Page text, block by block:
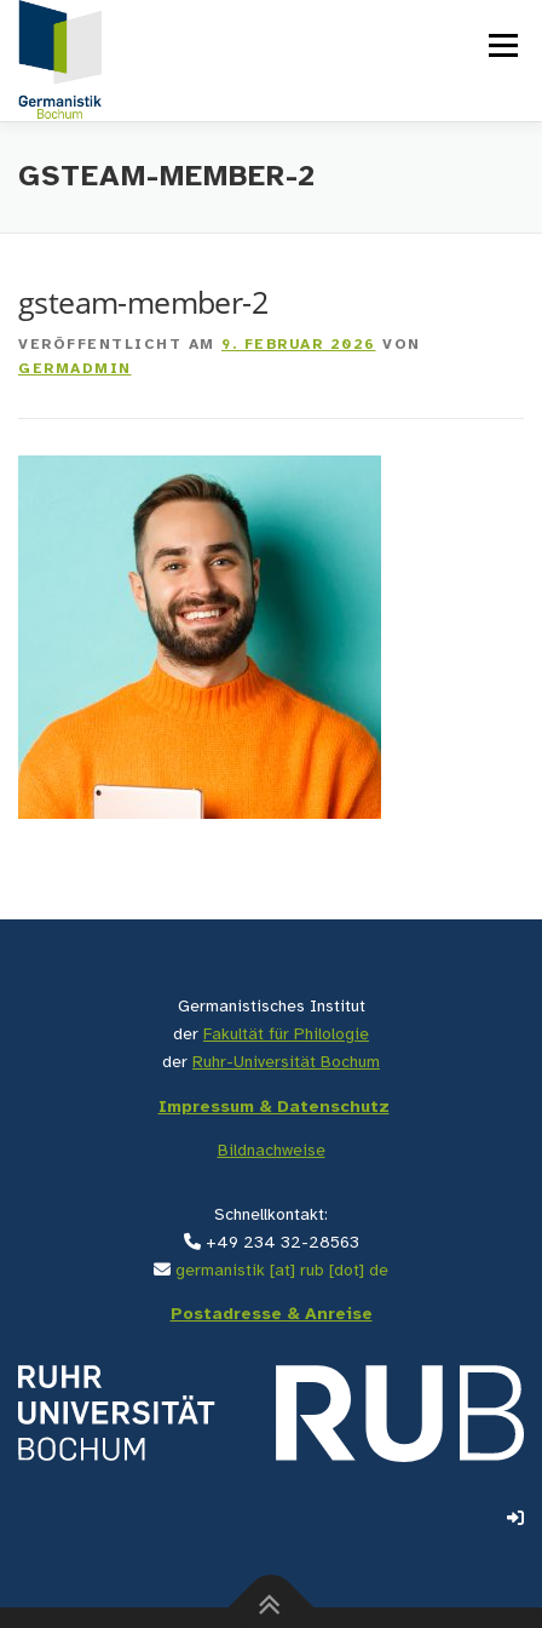
Menü
STARTSEITE
GSTEAM-MEMBER-2
gsteam-member-2
VERÖFFENTLICHT AM 9. FEBRUAR 2026
VON
GERMADMIN
Germanistisches Institut
der Fakultät für Philologie
der Ruhr-Universität Bochum
Impressum & Datenschutz
Bildnachweise
Schnellkontakt:
+49 234 32-28563
germanistik [at] rub [dot] de
Postadresse & Anreise